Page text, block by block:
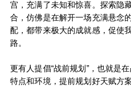
宫，充满了未知和惊喜。探索隐
合，仿佛是在解开一场充满悬念
配，都带来极大的成就感，促使
路。
更有人提倡“战前规划”，也就是
特点和环境，提前规划好天赋方